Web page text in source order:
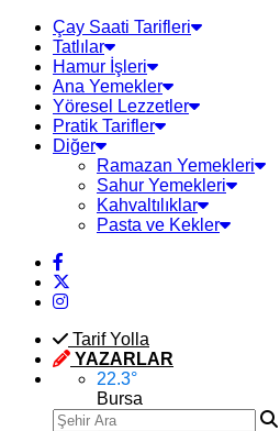
Çay Saati Tarifleri
Tatlılar
Hamur İşleri
Ana Yemekler
Yöresel Lezzetler
Pratik Tarifler
Diğer
Ramazan Yemekleri
Sahur Yemekleri
Kahvaltılıklar
Pasta ve Kekler
Tarif Yolla
YAZARLAR
22.3°
Bursa